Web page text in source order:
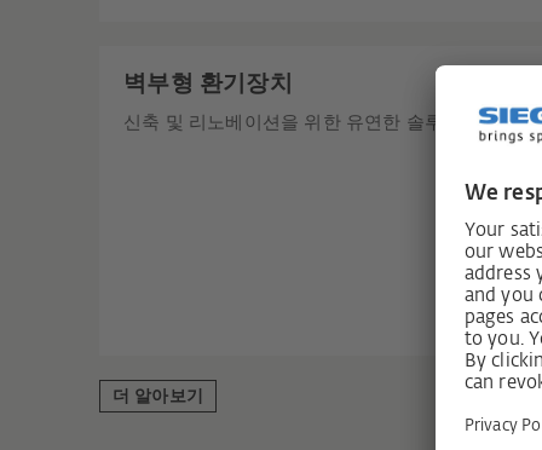
벽부형 환기장치
신축 및 리노베이션을 위한 유연한 솔루션
더 알아보기